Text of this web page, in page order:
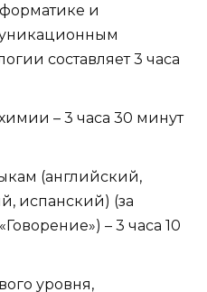
и
составляет 3 часа
– 3 часа 30 минут
(английский,
испанский) (за
– 3 часа 10
уровня,